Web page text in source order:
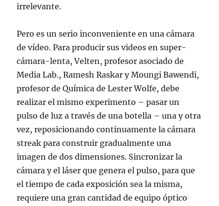
irrelevante.
Pero es un serio inconveniente en una cámara
de vídeo. Para producir sus videos en super-
cámara-lenta, Velten, profesor asociado de
Media Lab., Ramesh Raskar y Moungi Bawendi,
profesor de Química de Lester Wolfe, debe
realizar el mismo experimento – pasar un
pulso de luz a través de una botella – una y otra
vez, reposicionando continuamente la cámara
streak para construir gradualmente una
imagen de dos dimensiones. Sincronizar la
cámara y el láser que genera el pulso, para que
el tiempo de cada exposición sea la misma,
requiere una gran cantidad de equipo óptico